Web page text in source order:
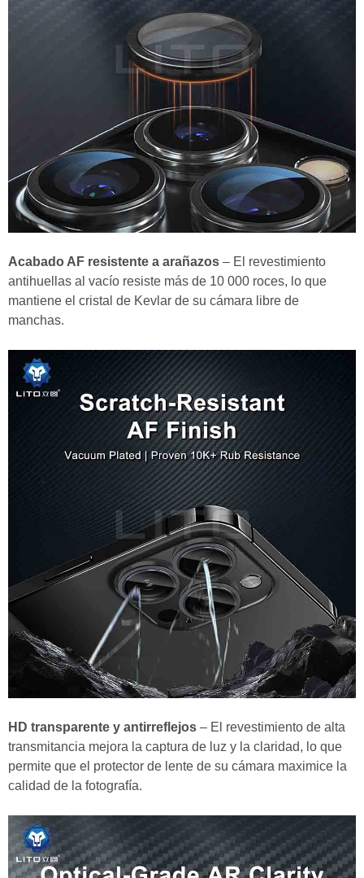
Acabado AF resistente a arañazos – El revestimiento
antihuellas al vacío resiste más de 10 000 roces, lo que
mantiene el cristal de Kevlar de su cámara libre de
manchas.
HD transparente y antirreflejos – El revestimiento de alta
transmitancia mejora la captura de luz y la claridad, lo que
permite que el protector de lente de su cámara maximice la
calidad de la fotografía.